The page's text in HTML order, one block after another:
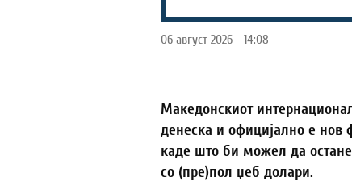
06 август 2026 - 14:08
Македонскиот
денеска и официјално е нов
каде што би можел да
со (пре)пол џеб долари.